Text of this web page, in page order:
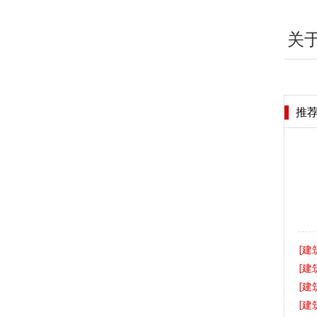
关
推
[建
[建
[建
[建